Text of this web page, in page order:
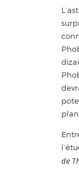
de